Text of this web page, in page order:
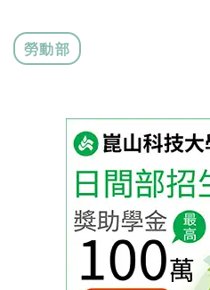
勞動部